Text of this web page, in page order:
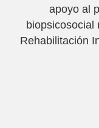
apoyo al
biopsicosocial
Rehabilitación